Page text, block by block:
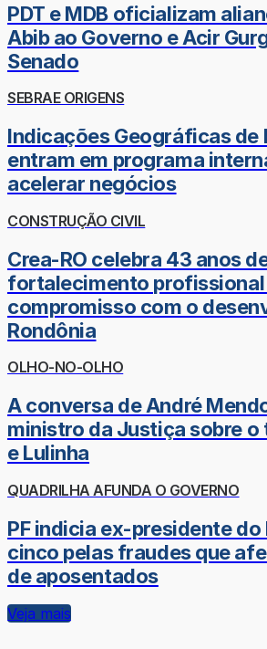
PDT e MDB oficializam
Abib ao Governo e Acir
Senado
SEBRAE ORIGENS
Indicações Geográficas de
entram em programa
acelerar negócios
CONSTRUÇÃO CIVIL
Crea-RO celebra 43 anos
fortalecimento profissional
compromisso com o
Rondônia
OLHO-NO-OLHO
A conversa de André
ministro da Justiça sobre o
e Lulinha
QUADRILHA AFUNDA O GOVERNO
PF indicia ex-presidente do
cinco pelas fraudes que
de aposentados
Veja mais